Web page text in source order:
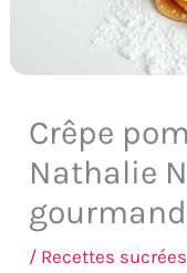
Crêpe
Nathalie
/ Recettes sucrées